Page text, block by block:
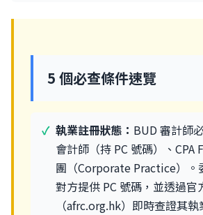
5 個必查條件速覽
執業註冊狀態： BUD 審計師
會計師（持 PC 號碼）、CPA
團（Corporate Practice）。
對方提供 PC 號碼，並透過官
（afrc.org.hk）即時查證其執